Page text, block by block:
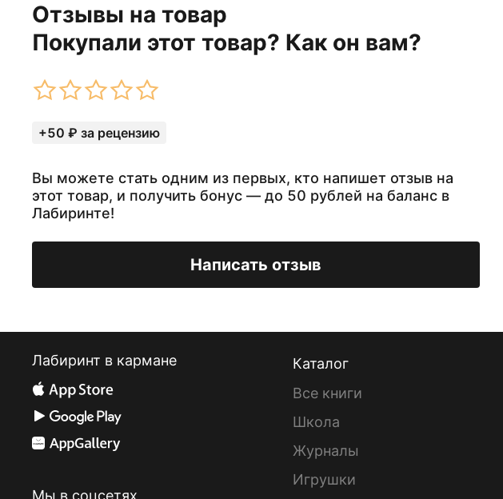
Отзывы на товар
Покупали этот товар? Как он вам?
+50 ₽ за рецензию
Вы можете стать одним из первых, кто напишет отзыв на
этот товар, и получить бонус — до 50 рублей на баланс в
Лабиринте!
Написать отзыв
Лабиринт в кармане
Мы в соцсетях
Каталог
Все книги
Школа
Журналы
Игрушки